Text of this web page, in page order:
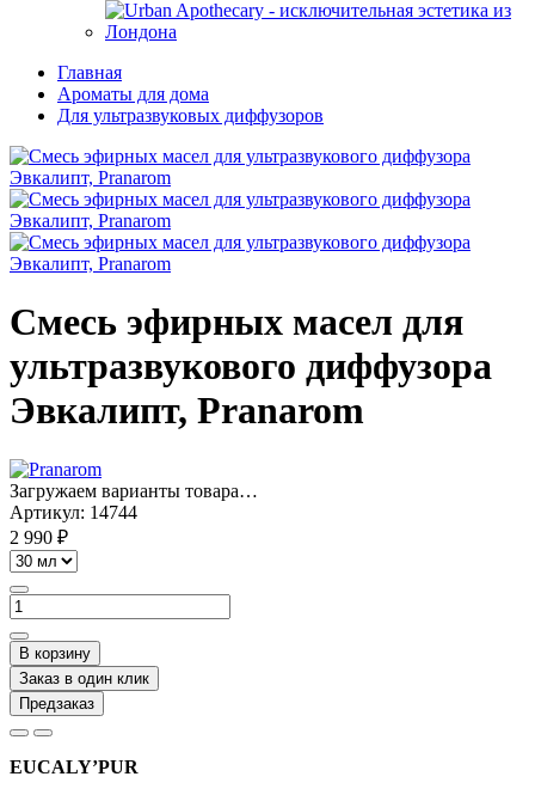
Главная
Ароматы для дома
Для ультразвуковых диффузоров
Смесь эфирных масел для
ультразвукового диффузора
Эвкалипт, Pranarom
Загружаем варианты товара…
Артикул: 14744
2 990 ₽
В корзину
Заказ в один клик
Предзаказ
EUCALY’PUR